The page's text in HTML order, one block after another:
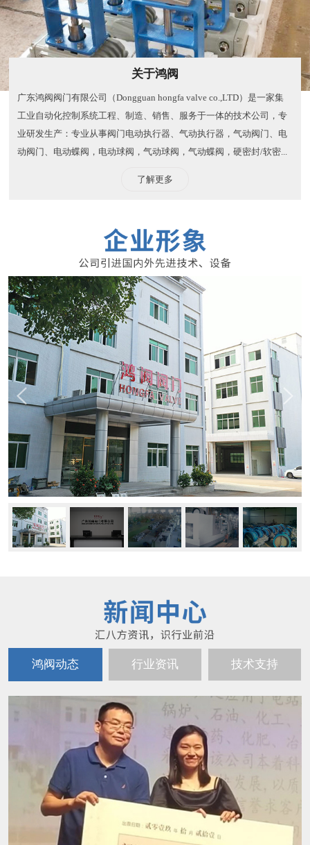
关于鸿阀
广东鸿阀阀门有限公司（Dongguan hongfa valve co.,LTD）是一家集
工业自动化控制系统工程、制造、销售、服务于一体的技术公司，专
业研发生产：专业从事阀门电动执行器、气动执行器，气动阀门、电
动阀门、电动蝶阀，电动球阀，气动球阀，气动蝶阀，硬密封/软密...
了解更多
鸿阀动态 行业资讯 技术支持